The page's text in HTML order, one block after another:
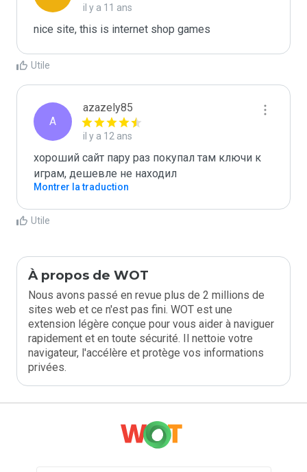
il y a 11 ans
nice site, this is internet shop games
Utile
A
azazely85
il y a 12 ans
хороший сайт пару раз покупал там ключи к
играм, дешевле не находил
Montrer la traduction
Utile
À propos de WOT
Nous avons passé en revue plus de 2 millions de
sites web et ce n'est pas fini. WOT est une
extension légère conçue pour vous aider à naviguer
rapidement et en toute sécurité. Il nettoie votre
navigateur, l'accélère et protège vos informations
privées.